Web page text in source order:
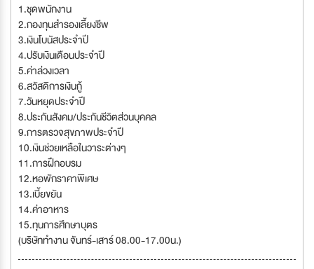
1.ชุดพนักงาน
2.กองทุนสำรองเลี้ยงชีพ
3.เงินโบนัสประจำปี
4.ปรับเงินเดือนประจำปี
5.ค่าล่วงเวลา
6.สวัสดิการเงินกู้
7.วันหยุดประจำปี
8.ประกันสังคม/ประกันชีวิตส่วนบุคคล
9.การตรวจสุขภาพประจำปี
10.เงินช่วยเหลือในวาระต่างๆ
11.การฝึกอบรม
12.หอพักราคาพิเศษ
13.เบี้ยขยัน
14.ค่าอาหาร
15.ทุนการศึกษาบุตร
(บริษัททำงาน จันทร์-เสาร์ 08.00-17.00น.)